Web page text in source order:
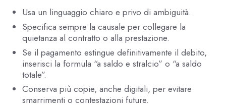
Usa un linguaggio chiaro e privo di ambiguità.
Specifica sempre la causale per collegare la
quietanza al contratto o alla prestazione.
Se il pagamento estingue definitivamente il debito,
inserisci la formula “a saldo e stralcio” o “a saldo
totale”.
Conserva più copie, anche digitali, per evitare
smarrimenti o contestazioni future.